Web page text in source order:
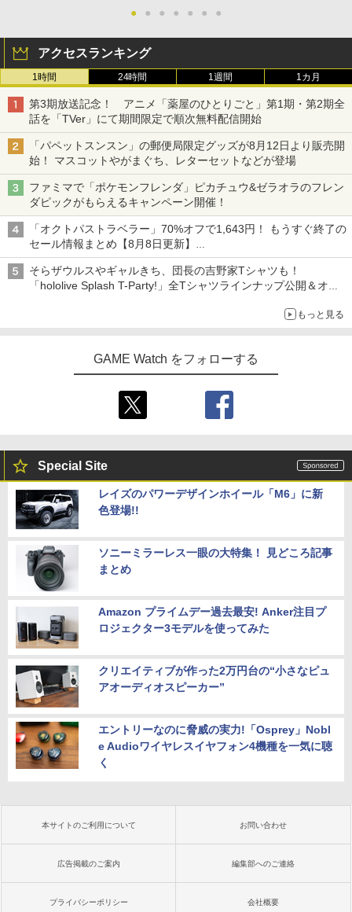
● ● ● ● ● ● ●
アクセスランキング
1時間 24時間 1週間 1カ月
第3期放送記念！ アニメ「薬屋のひとりごと」第1期・第2期全
話を「TVer」にて期間限定で順次無料配信開始
「パペットスンスン」の郵便局限定グッズが8月12日より販売開
始！ マスコットやがまぐち、レターセットなどが登場
ファミマで「ポケモンフレンダ」ピカチュウ&ゼラオラのフレン
ダピックがもらえるキャンペーン開催！
「オクトパストラベラー」70%オフで1,643円！ もうすぐ終了の
セール情報まとめ【8月8日更新】
ニンテンドーeショップでは「大神 絶景版」が67%オフで990円
そらザウルスやギャルきち、団長の吉野家Tシャツも！
「hololive Splash T-Party!」全Tシャツラインナップ公開＆オン
もっと見る
GAME Watch をフォローする
Special Site
レイズのパワーデザインホイール「M6」に新
色登場!!
ソニーミラーレス一眼の大特集！ 見どころ記事
まとめ
Amazon プライムデー過去最安! Anker注目プ
ロジェクター3モデルを使ってみた
クリエイティブが作った2万円台の“小さなピュ
アオーディオスピーカー”
エントリーなのに脅威の実力!「Osprey」Nobl
e Audioワイヤレスイヤフォン4機種を一気に聴
く
本サイトのご利用について お問い合わせ
広告掲載のご案内 編集部へのご連絡
プライバシーポリシー 会社概要